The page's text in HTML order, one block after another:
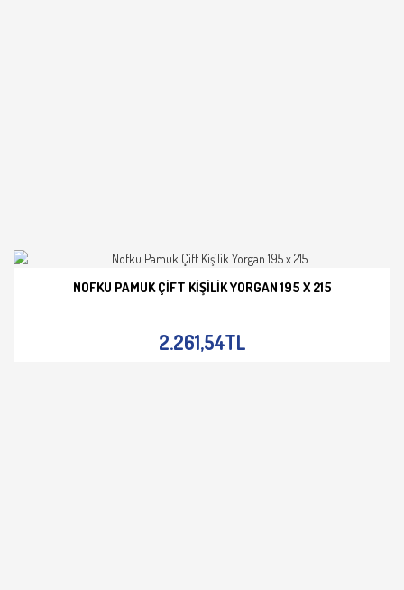
NOFKU PAMUK ÇIFT KIŞILIK YORGAN 195 X 215
2.261,54TL